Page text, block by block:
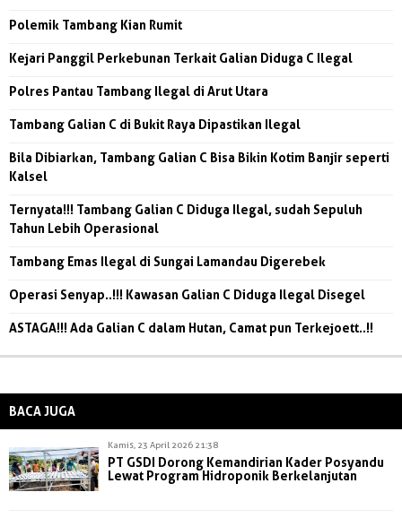
Polemik Tambang Kian Rumit
Kejari Panggil Perkebunan Terkait Galian Diduga C Ilegal
Polres Pantau Tambang Ilegal di Arut Utara
Tambang Galian C di Bukit Raya Dipastikan Ilegal
Bila Dibiarkan, Tambang Galian C Bisa Bikin Kotim Banjir seperti
Kalsel
Ternyata!!! Tambang Galian C Diduga Ilegal, sudah Sepuluh
Tahun Lebih Operasional
Tambang Emas Ilegal di Sungai Lamandau Digerebek
Operasi Senyap..!!! Kawasan Galian C Diduga Ilegal Disegel
ASTAGA!!! Ada Galian C dalam Hutan, Camat pun Terkejoett..!!
BACA JUGA
Kamis, 23 April 2026 21:38
PT GSDI Dorong Kemandirian Kader Posyandu
Lewat Program Hidroponik Berkelanjutan